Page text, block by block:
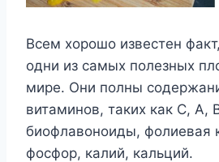
Всем хорошо известен
одни из самых полезных
мире. Они полны
витаминов, таких как C, A,
биофлавоноиды, фолиевая
фосфор, калий, кальций.